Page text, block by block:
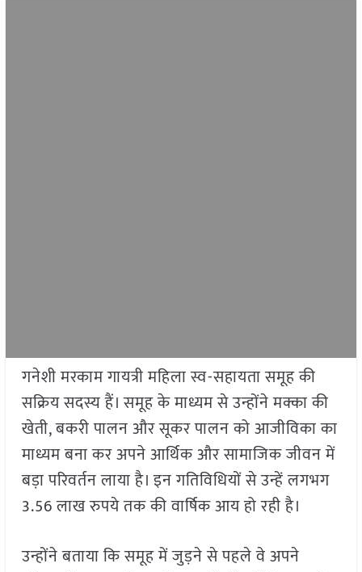
गनेशी मरकाम गायत्री महिला स्व-सहायता समूह की
सक्रिय सदस्य हैं। समूह के माध्यम से उन्होंने मक्का की
खेती, बकरी पालन और सूकर पालन को आजीविका का
माध्यम बना कर अपने आर्थिक और सामाजिक जीवन में
बड़ा परिवर्तन लाया है। इन गतिविधियों से उन्हें लगभग
3.56 लाख रुपये तक की वार्षिक आय हो रही है।
उन्होंने बताया कि समूह में जुड़ने से पहले वे अपने